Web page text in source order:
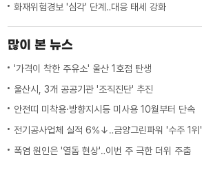
화재위험경보 '심각' 단계‥대응 태세 강화
많이 본 뉴스
'가격이 착한 주유소' 울산 1호점 탄생
울산시, 3개 공공기관 '조직진단' 추진
안전띠 미착용·방향지시등 미사용 10월부터 단속
전기공사업체 실적 6%↓‥금양그린파워 '수주 1위'
폭염 원인은 '열돔 현상'‥이번 주 극한 더위 주춤